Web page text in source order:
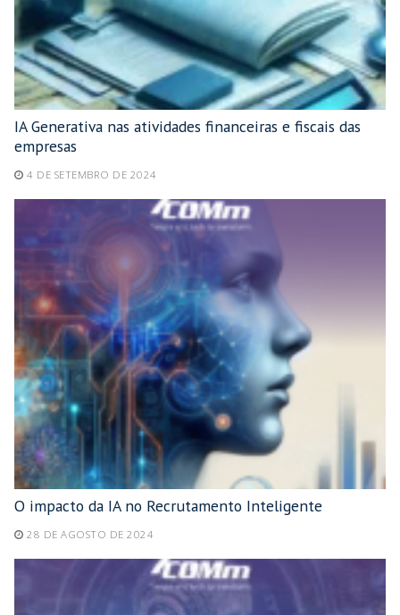
IA Generativa nas atividades financeiras e fiscais das
empresas
4 DE SETEMBRO DE 2024
O impacto da IA no Recrutamento Inteligente
28 DE AGOSTO DE 2024